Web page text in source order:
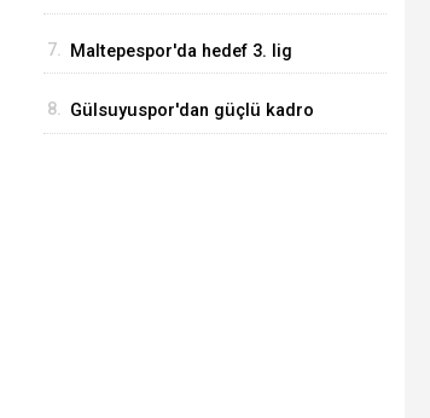
7. Maltepespor'da hedef 3. lig
8. Gülsuyuspor'dan güçlü kadro